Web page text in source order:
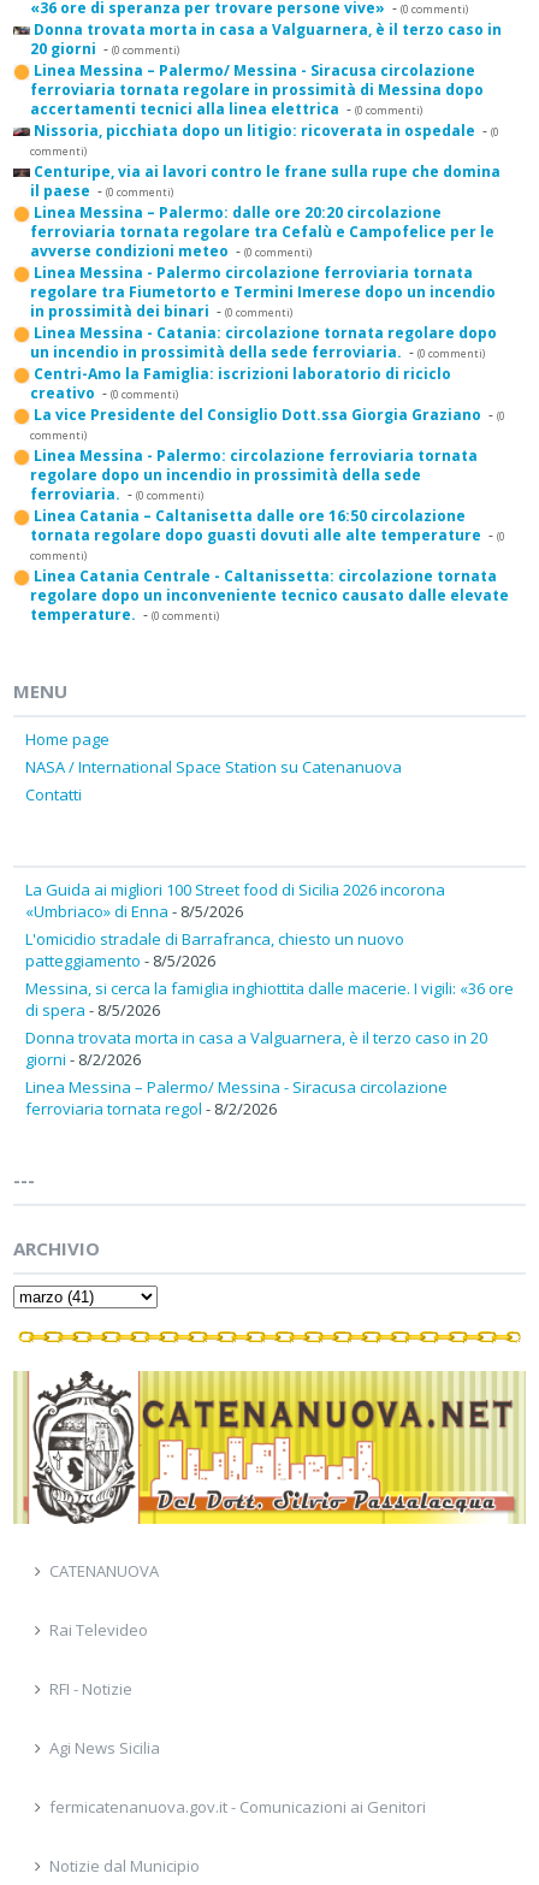
«36 ore di speranza per trovare persone vive» - (0 commenti)
Donna trovata morta in casa a Valguarnera, è il terzo caso in
20 giorni - (0 commenti)
Linea Messina – Palermo/ Messina - Siracusa circolazione
ferroviaria tornata regolare in prossimità di Messina dopo
accertamenti tecnici alla linea elettrica - (0 commenti)
Nissoria, picchiata dopo un litigio: ricoverata in ospedale - (0
commenti)
Centuripe, via ai lavori contro le frane sulla rupe che domina
il paese - (0 commenti)
Linea Messina – Palermo: dalle ore 20:20 circolazione
ferroviaria tornata regolare tra Cefalù e Campofelice per le
avverse condizioni meteo - (0 commenti)
Linea Messina - Palermo circolazione ferroviaria tornata
regolare tra Fiumetorto e Termini Imerese dopo un incendio
in prossimità dei binari - (0 commenti)
Linea Messina - Catania: circolazione tornata regolare dopo
un incendio in prossimità della sede ferroviaria. - (0 commenti)
Centri-Amo la Famiglia: iscrizioni laboratorio di riciclo
creativo - (0 commenti)
La vice Presidente del Consiglio Dott.ssa Giorgia Graziano - (0
commenti)
Linea Messina - Palermo: circolazione ferroviaria tornata
regolare dopo un incendio in prossimità della sede
ferroviaria. - (0 commenti)
Linea Catania – Caltanisetta dalle ore 16:50 circolazione
tornata regolare dopo guasti dovuti alle alte temperature - (0
commenti)
Linea Catania Centrale - Caltanissetta: circolazione tornata
regolare dopo un inconveniente tecnico causato dalle elevate
temperature. - (0 commenti)
MENU
Home page
NASA / International Space Station su Catenanuova
Contatti
La Guida ai migliori 100 Street food di Sicilia 2026 incorona
«Umbriaco» di Enna - 8/5/2026
L'omicidio stradale di Barrafranca, chiesto un nuovo
patteggiamento - 8/5/2026
Messina, si cerca la famiglia inghiottita dalle macerie. I vigili: «36 ore
di spera - 8/5/2026
Donna trovata morta in casa a Valguarnera, è il terzo caso in 20
giorni - 8/2/2026
Linea Messina – Palermo/ Messina - Siracusa circolazione
ferroviaria tornata regol - 8/2/2026
---
ARCHIVIO
CATENANUOVA
Rai Televideo
RFI - Notizie
Agi News Sicilia
fermicatenanuova.gov.it - Comunicazioni ai Genitori
Notizie dal Municipio